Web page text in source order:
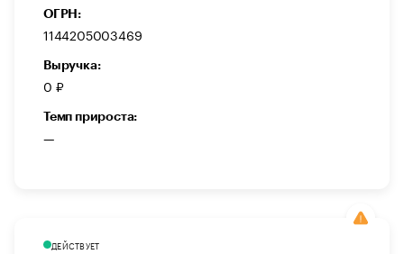
ОГРН:
1144205003469
Выручка:
0 ₽
Темп прироста:
—
ДЕЙСТВУЕТ